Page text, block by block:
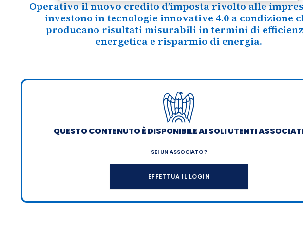
Operativo il nuovo credito d’imposta rivolto alle
investono in tecnologie innovative 4.0 a condizione
producano risultati misurabili in termini di
energetica e risparmio di energia.
QUESTO CONTENUTO È DISPONIBILE AI SOLI UTENTI
SEI UN ASSOCIATO?
EFFETTUA IL LOGIN